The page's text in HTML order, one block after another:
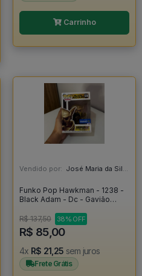
Carrinho
Vendido por: José Maria da Silva Junior - AL
Funko Pop Hawkman - 1238 -
Black Adam - Dc - Gavião
#1238
R$ 137,50 38% OFF
R$ 85,00
4x R$ 21,25 sem juros
Frete Grátis